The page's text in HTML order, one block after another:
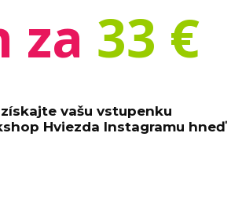
za 33 €
vašu vstupenku
Hviezda Instagramu hneď
online workshop Hviezda Instagramu